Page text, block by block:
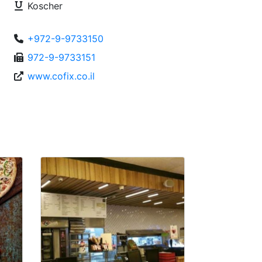
Koscher
+972-9-9733150
972-9-9733151
www.cofix.co.il